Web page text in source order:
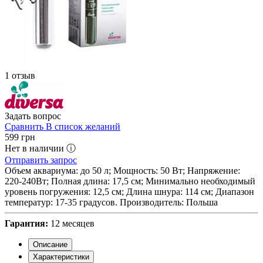
1 отзыв
Задать вопрос
Сравнить В список желаний
599 грн
Нет в наличии ⓘ
Отправить запрос
Объем аквариума: до 50 л; Мощность: 50 Вт; Напряжение:
220-240Вт; Полная длина: 17,5 см; Минимально необходимый
уровень погружения: 12,5 см; Длина шнура: 114 см; Диапазон
температур: 17-35 градусов. Производитель: Польша
Гарантия: 12 месяцев
Описание
Характеристики